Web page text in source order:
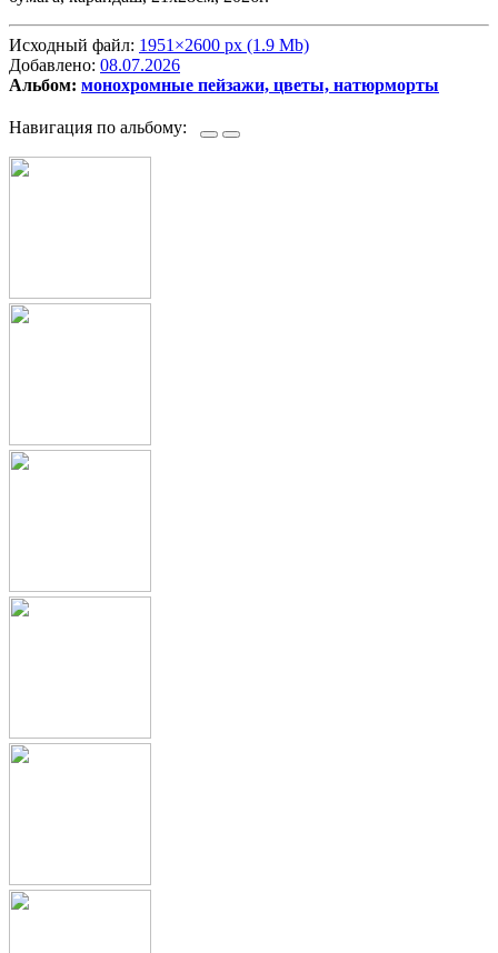
Исходный файл: 1951×2600 px (1.9 Mb)
Добавлено: 08.07.2026
Альбом: монохромные пейзажи, цветы, натюрморты
Навигация по альбому: